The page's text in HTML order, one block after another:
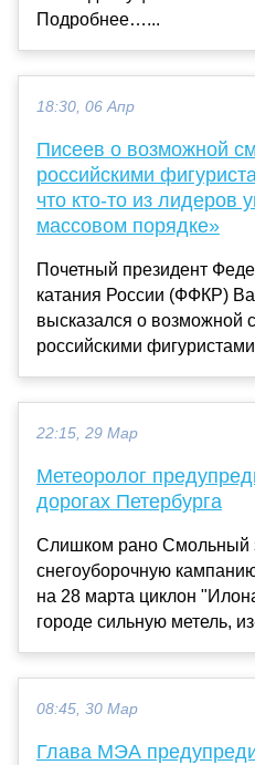
Подробнее…...
18:30, 06 Апр
Писеев о возможной
российскими
что кто-то из лидеров
массовом порядке»
Почетный президент
катания России (ФФКР)
высказался о возможной
российскими
22:15, 29 Мар
Метеоролог
дорогах Петербурга
Слишком рано Смольный
снегоуборочную
на 28 марта циклон
городе сильную метель,
08:45, 30 Мар
Глава МЭА